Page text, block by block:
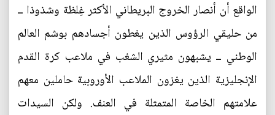
الواقع أن أنصار الخروج البريطاني الأكثر غِلظة وشذوذا ــ
من حليقي الرؤوس الذين يغطون أجسادهم بوشم العالم
الوطني ــ يشبهون مثيري الشغب في ملاعب كرة القدم
الإنجليزية الذين يغزون الملاعب الأوروبية حاملين معهم
علامتهم الخاصة المتمثلة في العنف. ولكن السيدات